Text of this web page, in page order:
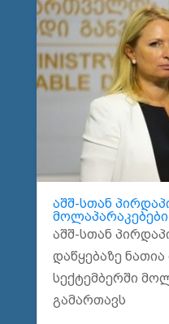
აშშ-სთან
მოლაპარაკებები
აშშ-სთან
დაწყებაზე
სექტემბერში
გამართავს